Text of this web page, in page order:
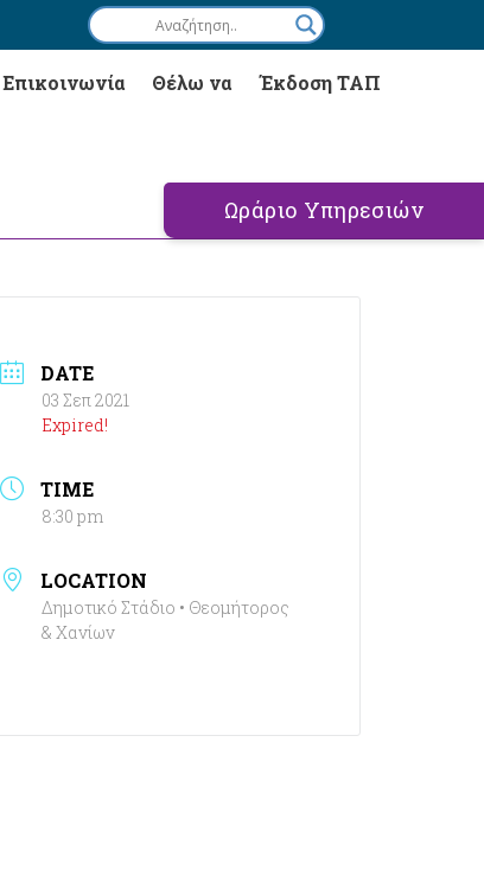
Επικοινωνία Θέλω να Έκδοση ΤΑΠ
Ωράριο Υπηρεσιών
DATE
03 Σεπ 2021
Expired!
TIME
8:30 pm
LOCATION
Δημοτικό Στάδιο • Θεομήτορος
& Χανίων